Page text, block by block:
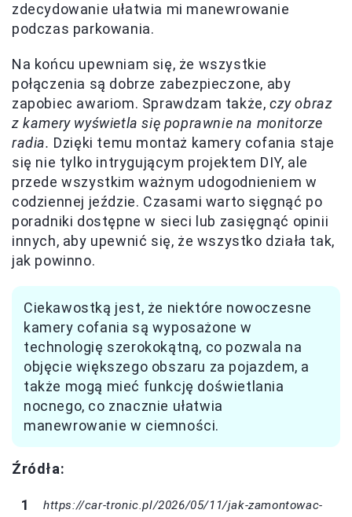
zdecydowanie ułatwia mi manewrowanie
podczas parkowania.
Na końcu upewniam się, że wszystkie
połączenia są dobrze zabezpieczone, aby
zapobiec awariom. Sprawdzam także,czy obraz
z kamery wyświetla się poprawnie na monitorze
radia. Dzięki temu montaż kamery cofania staje
się nie tylko intrygującym projektem DIY, ale
przede wszystkim ważnym udogodnieniem w
codziennej jeździe. Czasami warto sięgnąć po
poradniki dostępne w sieci lub zasięgnąć opinii
innych, aby upewnić się, że wszystko działa tak,
jak powinno.
Ciekawostką jest, że niektóre nowoczesne
kamery cofania są wyposażone w
technologię szerokokątną, co pozwala na
objęcie większego obszaru za pojazdem, a
także mogą mieć funkcję doświetlania
nocnego, co znacznie ułatwia
manewrowanie w ciemności.
Źródła:
https://car-tronic.pl/2026/05/11/jak-zamontowac-